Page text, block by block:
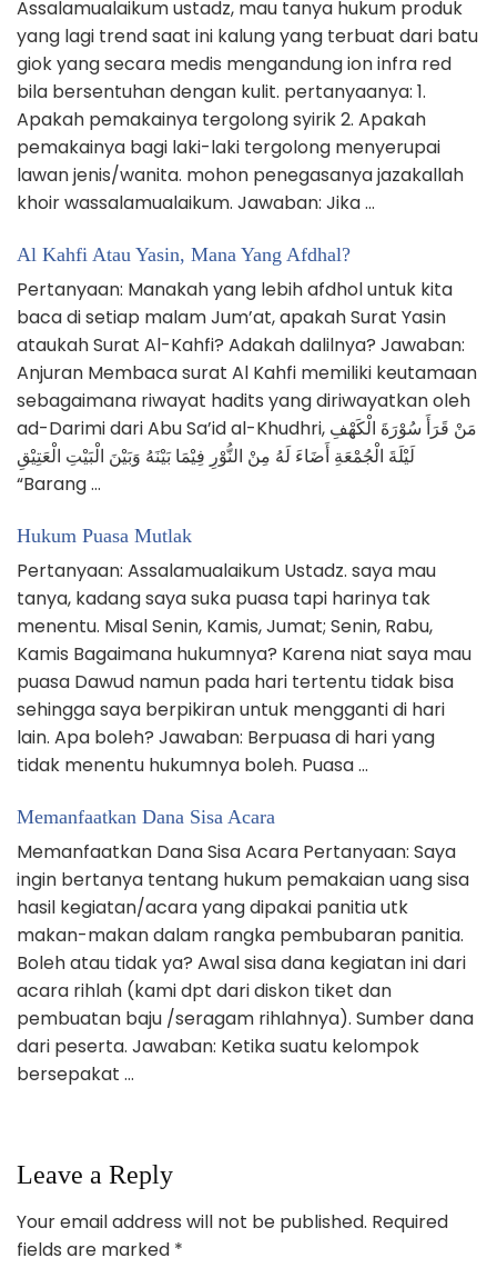
Assalamualaikum ustadz, mau tanya hukum produk
yang lagi trend saat ini kalung yang terbuat dari batu
giok yang secara medis mengandung ion infra red
bila bersentuhan dengan kulit. pertanyaanya: 1.
Apakah pemakainya tergolong syirik 2. Apakah
pemakainya bagi laki-laki tergolong menyerupai
lawan jenis/wanita. mohon penegasanya jazakallah
khoir wassalamualaikum. Jawaban: Jika …
Al Kahfi Atau Yasin, Mana Yang Afdhal?
Pertanyaan: Manakah yang lebih afdhol untuk kita
baca di setiap malam Jum’at, apakah Surat Yasin
ataukah Surat Al-Kahfi? Adakah dalilnya? Jawaban:
Anjuran Membaca surat Al Kahfi memiliki keutamaan
sebagaimana riwayat hadits yang diriwayatkan oleh
ad-Darimi dari Abu Sa’id al-Khudhri, مَنْ قَرَأَ سُوْرَةَ الْكَهْفِ
لَيْلَةَ الْجُمْعَةِ أَضَاءَ لَهُ مِنْ النُّوْرِ فِيْمَا بَيْنَهُ وَبَيْنَ الْبَيْتِ الْعَتِيْقِ
“Barang …
Hukum Puasa Mutlak
Pertanyaan: Assalamualaikum Ustadz. saya mau
tanya, kadang saya suka puasa tapi harinya tak
menentu. Misal Senin, Kamis, Jumat; Senin, Rabu,
Kamis Bagaimana hukumnya? Karena niat saya mau
puasa Dawud namun pada hari tertentu tidak bisa
sehingga saya berpikiran untuk mengganti di hari
lain. Apa boleh? Jawaban: Berpuasa di hari yang
tidak menentu hukumnya boleh. Puasa …
Memanfaatkan Dana Sisa Acara
Memanfaatkan Dana Sisa Acara Pertanyaan: Saya
ingin bertanya tentang hukum pemakaian uang sisa
hasil kegiatan/acara yang dipakai panitia utk
makan-makan dalam rangka pembubaran panitia.
Boleh atau tidak ya? Awal sisa dana kegiatan ini dari
acara rihlah (kami dpt dari diskon tiket dan
pembuatan baju /seragam rihlahnya). Sumber dana
dari peserta. Jawaban: Ketika suatu kelompok
bersepakat …
Leave a Reply
Your email address will not be published. Required
fields are marked *